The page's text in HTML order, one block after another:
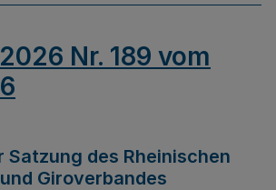
Nr. 189 vom
Satzung des Rheinischen
Giroverbandes